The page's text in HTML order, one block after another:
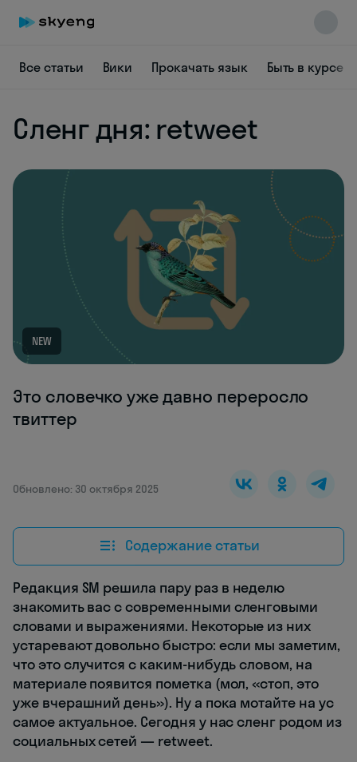
Все статьи Вики Прокачать язык Быть в курсе
Сленг дня: retweet
NEW
Это словечко уже давно переросло
твиттер
Обновлено: 30 октября 2025
Содержание статьи
Редакция SM решила пару раз в неделю
знакомить вас с современными сленговыми
словами и выражениями. Некоторые из них
устаревают довольно быстро: если мы заметим,
что это случится с каким-нибудь словом, на
материале появится пометка (мол, «стоп, это
уже вчерашний день»). Ну а пока мотайте на ус
самое актуальное. Сегодня у нас сленг родом из
социальных сетей — retweet.
Skyeng Chat
online